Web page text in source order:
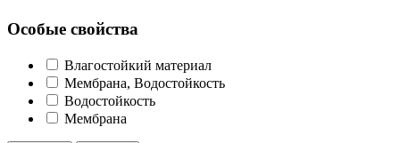
Особые свойства
Влагостойкий материал
Мембрана, Водостойкость
Водостойкость
Мембрана